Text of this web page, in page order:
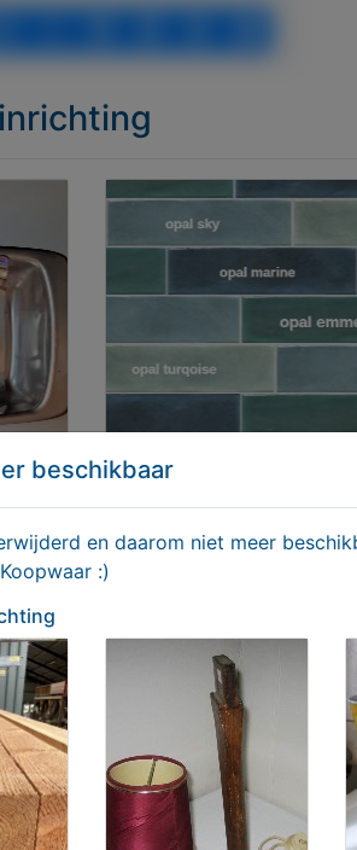
Cifre opal handvorm
wandtegel glans blauw en
beschikbaar
en daarom niet meer
:)